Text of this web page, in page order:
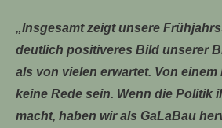
„Insgesamt zeigt unsere
deutlich positiveres Bild unserer
als von vielen erwartet. Von
keine Rede sein. Wenn die Politik
macht, haben wir als GaLaBau